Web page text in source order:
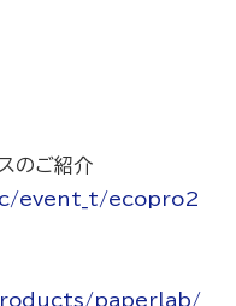
のご紹介
event_t/ecopro2
paperlab/